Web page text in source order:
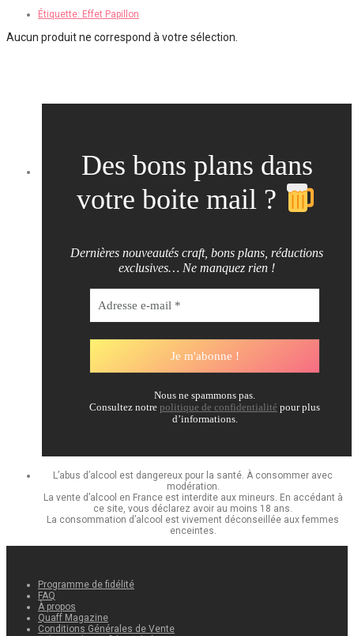
Étiquette: Effet Papillon
Aucun produit ne correspond à votre sélection.
Des bons plans dans
votre boite mail ?
Dernières nouveautés craft, bons plans, réductions
exclusives… Ne manquez rien !
Nous ne spammons pas.
Consultez notre politique de confidentialité pour plus
d’informations.
L’abus d’alcool est dangereux pour la santé. À consommer avec
modération.
La vente d’alcool en France est interdite aux mineurs. En accédant à
ce site, vous déclarez avoir au moins 18 ans.
La consommation d’alcool est vivement déconseillée aux femmes
enceintes.
Programme de fidélité
FAQ
À propos
Quaff Magazine
Conditions Générales de Vente